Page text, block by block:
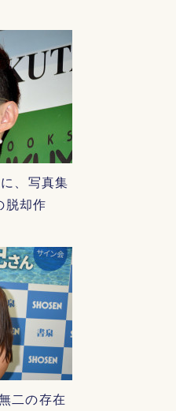
、写真集
脱却作
二の存在